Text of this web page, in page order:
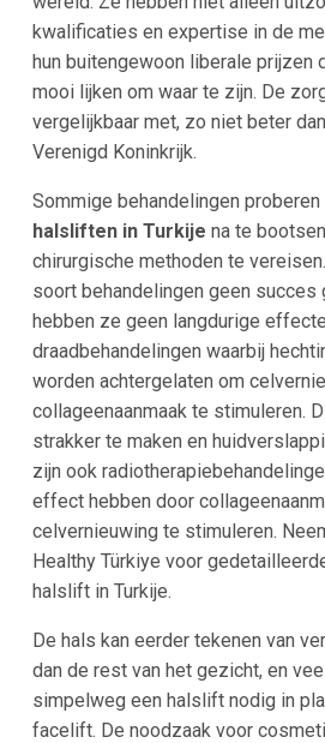
kwalificaties en expertise in de
hun buitengewoon liberale prijzen
mooi lijken om waar te zijn. De
vergelijkbaar met, zo niet beter
Verenigd Koninkrijk.
Sommige behandelingen
halsliften in Turkije na te
chirurgische methoden te
soort behandelingen geen succes
hebben ze geen langdurige
draadbehandelingen waarbij
worden achtergelaten om
collageenaanmaak te stimuleren.
strakker te maken en
zijn ook
effect hebben door
celvernieuwing te stimuleren.
Healthy Türkiye voor
halslift in Turkije.
De hals kan eerder tekenen van
dan de rest van het gezicht, en
simpelweg een halslift nodig in
facelift. De noodzaak voor